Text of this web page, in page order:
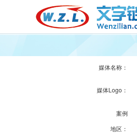
媒体名称：
媒体Logo：
案例
地区：